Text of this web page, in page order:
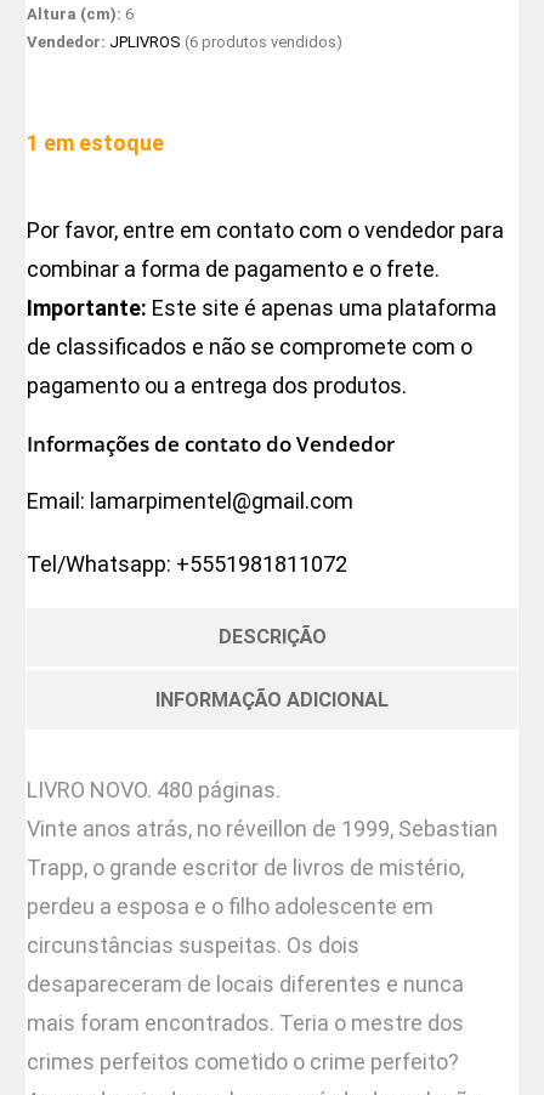
Altura (cm): 6
Vendedor: JPLIVROS (6 produtos vendidos)
1 em estoque
Por favor, entre em contato com o vendedor para
combinar a forma de pagamento e o frete.
Importante: Este site é apenas uma plataforma
de classificados e não se compromete com o
pagamento ou a entrega dos produtos.
Informações de contato do Vendedor
Email: lamarpimentel@gmail.com
Tel/Whatsapp: +5551981811072
DESCRIÇÃO
INFORMAÇÃO ADICIONAL
LIVRO NOVO. 480 páginas.
Vinte anos atrás, no réveillon de 1999, Sebastian
Trapp, o grande escritor de livros de mistério,
perdeu a esposa e o filho adolescente em
circunstâncias suspeitas. Os dois
desapareceram de locais diferentes e nunca
mais foram encontrados. Teria o mestre dos
crimes perfeitos cometido o crime perfeito?